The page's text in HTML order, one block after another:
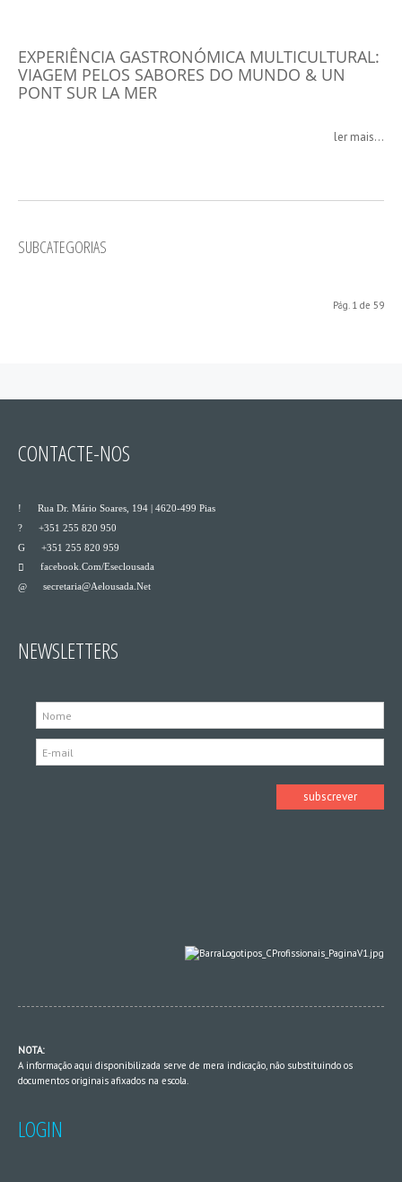
EXPERIÊNCIA GASTRONÓMICA MULTICULTURAL:
VIAGEM PELOS SABORES DO MUNDO & UN
PONT SUR LA MER
ler mais...
SUBCATEGORIAS
Pág. 1 de 59
CONTACTE-NOS
Rua Dr. Mário Soares, 194 | 4620-499 Pias
+351 255 820 950
+351 255 820 959
Facebook.com/eseclousada
Secretaria@aelousada.net
NEWSLETTERS
NOTA:
A informação aqui disponibilizada serve de mera indicação, não substituindo os
documentos originais afixados na escola.
LOGIN